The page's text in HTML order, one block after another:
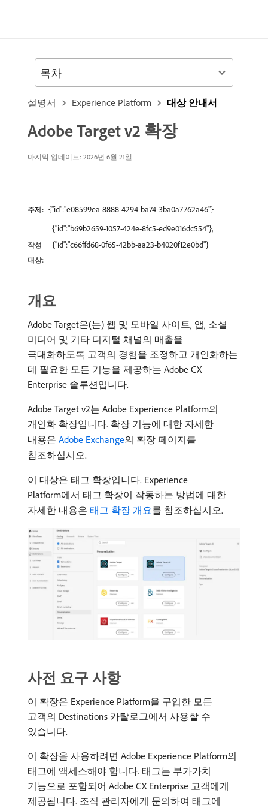
설명서 Experience Platform 대상 안내서
Adobe Target v2 확장
마지막 업데이트: 2026년 6월 21일
주제: {"id":"e08599ea-8888-4294-ba74-3ba0a7762a46"}
작성
대상:
{"id":"b69b2659-1057-424e-8fc5-ed9e016dc554"},
{"id":"c66ffd68-0f65-42bb-aa23-b4020f12e0bd"}
개요
Adobe Target은(는) 웹 및 모바일 사이트, 앱, 소셜
미디어 및 기타 디지털 채널의 매출을
극대화하도록 고객의 경험을 조정하고 개인화하는
데 필요한 모든 기능을 제공하는 Adobe CX
Enterprise 솔루션입니다.
Adobe Target v2는 Adobe Experience Platform의
개인화 확장입니다. 확장 기능에 대한 자세한
내용은 Adobe Exchange의 확장 페이지를
참조하십시오.
이 대상은 태그 확장입니다. Experience
Platform에서 태그 확장이 작동하는 방법에 대한
자세한 내용은 태그 확장 개요를 참조하십시오.
사전 요구 사항
이 확장은 Experience Platform을 구입한 모든
고객의 Destinations 카탈로그에서 사용할 수
있습니다.
이 확장을 사용하려면 Adobe Experience Platform의
태그에 액세스해야 합니다. 태그는 부가가치
기능으로 포함되어 Adobe CX Enterprise 고객에게
제공됩니다. 조직 관리자에게 문의하여 태그에
목차